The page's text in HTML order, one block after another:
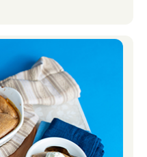
lo heredó de su
cálidos días de
le gusta hacer
y bayas
Esta es una
hacer ella
la lectura de
seguras con